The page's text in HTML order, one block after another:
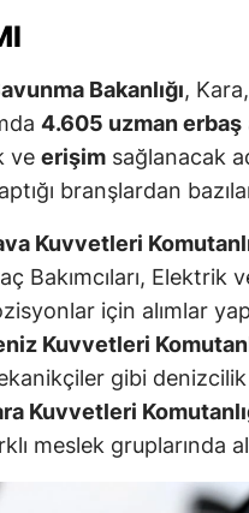
Bakanlığı,
4.605 uzman erbaş
ve erişim sağlanacak
branşlardan
Kuvvetleri
Bakımcıları, Elektrik
için alımlar
Kuvvetleri
gibi
Kuvvetleri
meslek gruplarında